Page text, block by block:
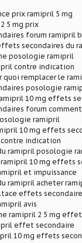
prix ramipril 5 mg
5 mg prix
forum ramipril
secondaires du
posologie ramipril
contre indication
quoi remplacer le
posologie
10 mg effets
forum
ramipril
10 mg effets
indication
ramipril posologie
10 mg effets
et impuissance
ramipril acheter
effets
avis
ramipril 2 5 mg
effet secondaire
10 mg effets